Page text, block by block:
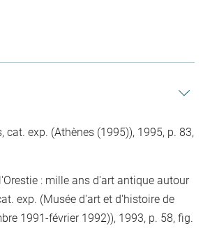
cat. exp. (Athènes (1995)), 1995, p. 83,
: mille ans d'art antique autour
exp. (Musée d'art et d'histoire de
1991-février 1992)), 1993, p. 58, fig.